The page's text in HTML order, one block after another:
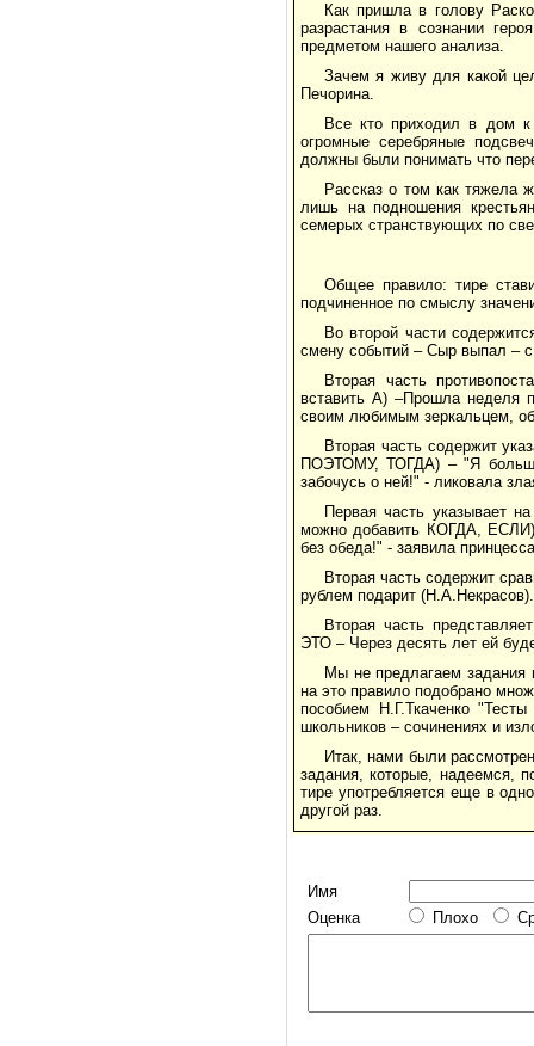
Как пришла в голову
разрастания в сознании
предметом нашего анализа.
Зачем я живу для какой
Печорина.
Все кто приходил в дом к
огромные серебряные
должны были понимать что
Рассказ о том как тяжела
лишь на подношения
семерых странствующих по
Общее правило: тире
подчиненное по смыслу
Во второй части
смену событий – Сыр выпал –
Вторая часть
вставить А) –Прошла неделя
своим любимым зеркальцем,
Вторая часть содержит
ПОЭТОМУ, ТОГДА) – "Я больше
забочусь о ней!" - ликовала
Первая часть указывает
можно добавить КОГДА,
без обеда!" - заявила
Вторая часть содержит
рублем подарит (Н.А.Некрасов).
Вторая часть
ЭТО – Через десять лет ей
Мы не предлагаем задания
на это правило подобрано
пособием Н.Г.Ткаченко
школьников – сочинениях и
Итак, нами были
задания, которые, надеемся,
тире употребляется еще в
другой раз.
Имя
Оценка
Плохо